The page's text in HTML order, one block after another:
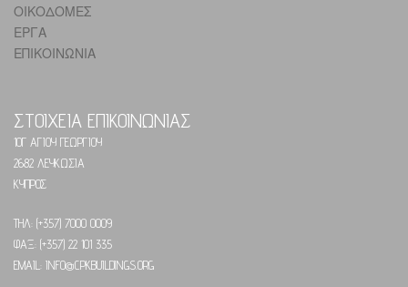
ΟΙΚΟΔΟΜΕΣ
ΕΡΓΑ
ΕΠΙΚΟΙΝΩΝΙΑ
ΣΤΟΙΧΕΙΑ ΕΠΙΚΟΙΝΩΝΙΑΣ
10Γ ΑΓΙΟΥ ΓΕΩΡΓΙΟΥ
2682 ΛΕΥΚΩΣΙΑ
ΚΥΠΡΟΣ
ΤΗΛ: (+357) 7000 0009
ΦΑΞ: (+357) 22 101 335
EMAIL: INFO@CPKBUILDINGS.ORG